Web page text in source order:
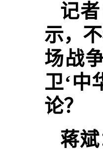
记
示，
场战
卫‘中
论？
蒋斌